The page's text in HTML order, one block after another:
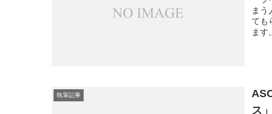
まう
ても
ます。
執筆記事
ス